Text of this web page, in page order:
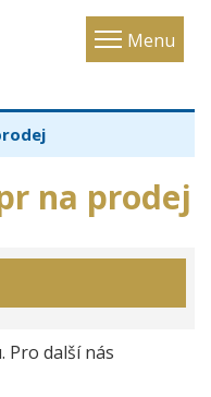
Menu
Toggle
na prodej
Pro další nás